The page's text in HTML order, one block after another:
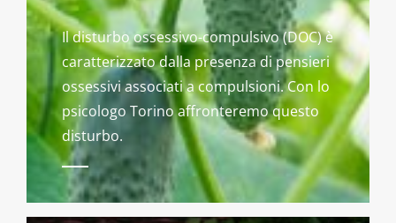
Il disturbo ossessivo-compulsivo (DOC) è
caratterizzato dalla presenza di pensieri
ossessivi associati a compulsioni. Con lo
psicologo Torino affronteremo questo
disturbo.